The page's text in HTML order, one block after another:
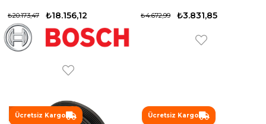
₺18.156,12
₺20.173,47 ₺3.831,85
₺4.672,99
Ücretsiz Kargo
%10 Ücretsiz Kargo